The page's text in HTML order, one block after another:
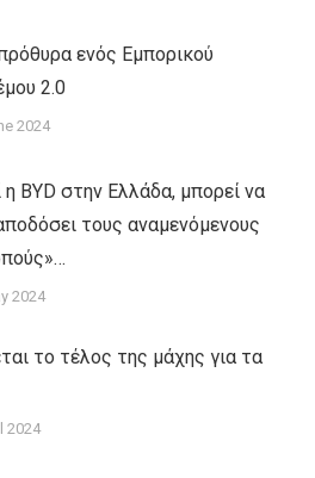
ενός Εμπορικού
2.0
2024
η BYD στην Ελλάδα, μπορεί να
τους αναμενόμενους
2024
το τέλος της μάχης για τα
2024